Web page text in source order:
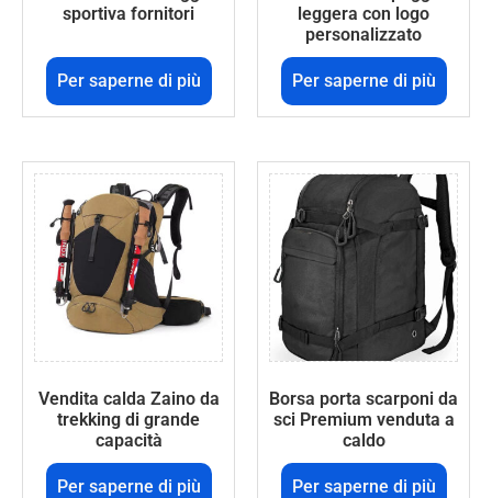
sportiva fornitori
Per saperne di più
leggera con logo
personalizzato
Per saperne di più
Vendita calda Zaino da
trekking di grande
capacità
Per saperne di più
Borsa porta scarponi da
sci Premium venduta a
caldo
Per saperne di più